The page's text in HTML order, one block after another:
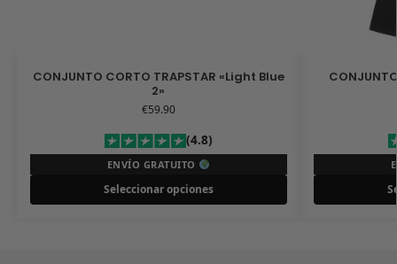
CONJUNTO CORTO TRAPSTAR «Light Blue
2»
€59.90
(4.8)
ENVÍO GRATUITO
Seleccionar opciones